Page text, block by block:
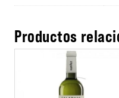
Productos